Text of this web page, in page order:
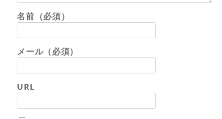
名前（必須）
メール（必須）
URL